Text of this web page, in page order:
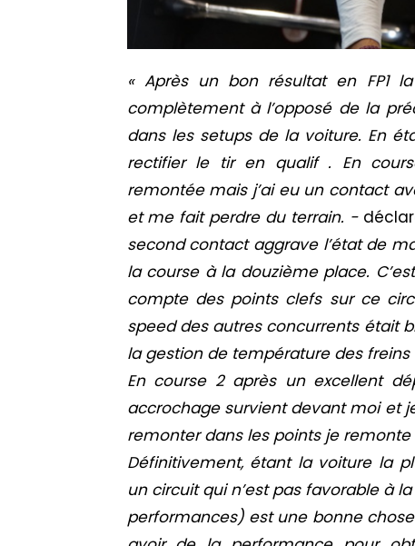
« Après un bon résultat en FP1
complètement à l’opposé de la
dans les setups de la voiture. En
rectifier le tir en qualif . En
remontée mais j’ai eu un contact
et me fait perdre du terrain. -
second contact aggrave l’état de
la course à la douzième place.
compte des points clefs sur ce
speed des autres concurrents était
la gestion de température des freins
En course 2 après un excellent
accrochage survient devant moi et
remonter dans les points je
Définitivement, étant la voiture la
un circuit qui n’est pas favorable à
performances) est une bonne